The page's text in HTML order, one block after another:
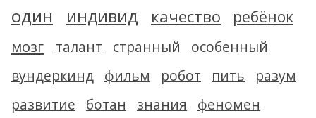
один индивид качество ребёнок
мозг талант странный
особенный
вундеркинд фильм робот пить
разум
развитие
ботан знания
феномен